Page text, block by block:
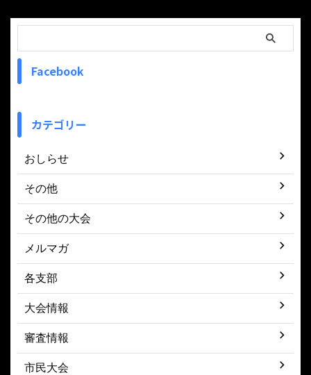
Facebook
カテゴリー
おしらせ
その他
その他の大会
メルマガ
各支部
大会情報
審査情報
市民大会